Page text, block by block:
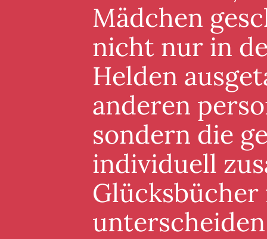
Mädchen
nicht nur in
Helden
anderen
sondern die
individuell